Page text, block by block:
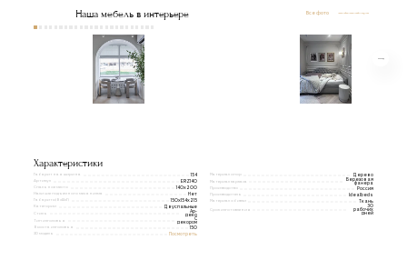
Наша мебель в интерьере Все фото
Характеристики
Габаритная ширина
154
Артикул
ERZ140
Спальное место
140x200
Наличие подъемного механизма
Нет
Габариты(ВxШxГ)
150х154х215
Категории
Двуспальные
Стиль
Ар-
деко
Тип изголовья
С
декором
Высота изголовья
150
3D модель
Посмотреть
Материал опор
Дерево
Материал каркаса
Березовая
фанера
Производство
Россия
Производитель
Idealbeds
Материал обивки
Ткань
Срок изготовления
30
рабочих
дней